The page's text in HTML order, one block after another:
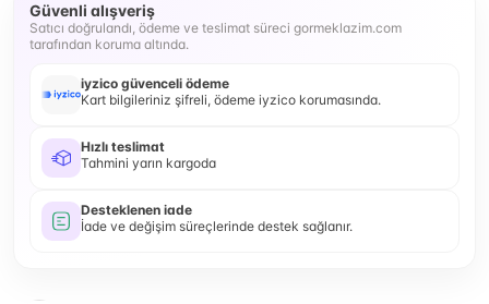
Güvenli alışveriş
Satıcı doğrulandı, ödeme ve teslimat süreci gormeklazim.com
tarafından koruma altında.
iyzico güvenceli ödeme
Kart bilgileriniz şifreli, ödeme iyzico korumasında.
Hızlı teslimat
Tahmini yarın kargoda
Desteklenen iade
İade ve değişim süreçlerinde destek sağlanır.